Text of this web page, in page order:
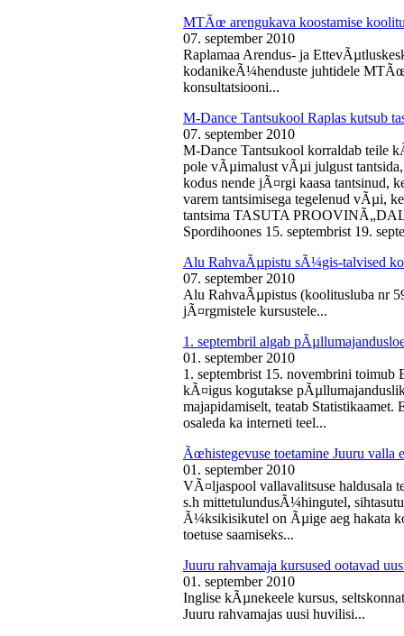
MTÃœ arengukava koostamise
07. september 2010
Raplamaa Arendus- ja
kodanikeÃ¼henduste juhtidele
konsultatsiooni...
M-Dance Tantsukool Raplas kutsub
07. september 2010
M-Dance Tantsukool korraldab teile
pole vÃµimalust vÃµi julgust
kodus nende jÃ¤rgi kaasa tantsinud,
varem tantsimisega tegelenud vÃµi,
tantsima TASUTA
Spordihoones 15. septembrist 19.
Alu RahvaÃµpistu sÃ¼gis-talvised
07. september 2010
Alu RahvaÃµpistus (koolitusluba nr
jÃ¤rgmistele kursustele...
1. septembril algab
01. september 2010
1. septembrist 15. novembrini toimub
kÃ¤igus kogutakse
majapidamiselt, teatab Statistikaamet.
osaleda ka interneti teel...
Ãœhistegevuse toetamine Juuru valla
01. september 2010
VÃ¤ljaspool vallavalitsuse haldusala
s.h mittetulundusÃ¼hingutel,
Ã¼ksikisikutel on Ãµige aeg hakata
toetuse saamiseks...
Juuru rahvamaja kursused ootavad
01. september 2010
Inglise kÃµnekeele kursus,
Juuru rahvamajas uusi huvilisi...